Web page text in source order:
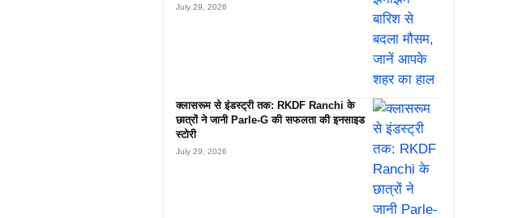
July 29, 2026
क्लासरूम से इंडस्ट्री तक: RKDF Ranchi के
छात्रों ने जानी Parle-G की सफलता की इनसाइड
स्टोरी
July 29, 2026